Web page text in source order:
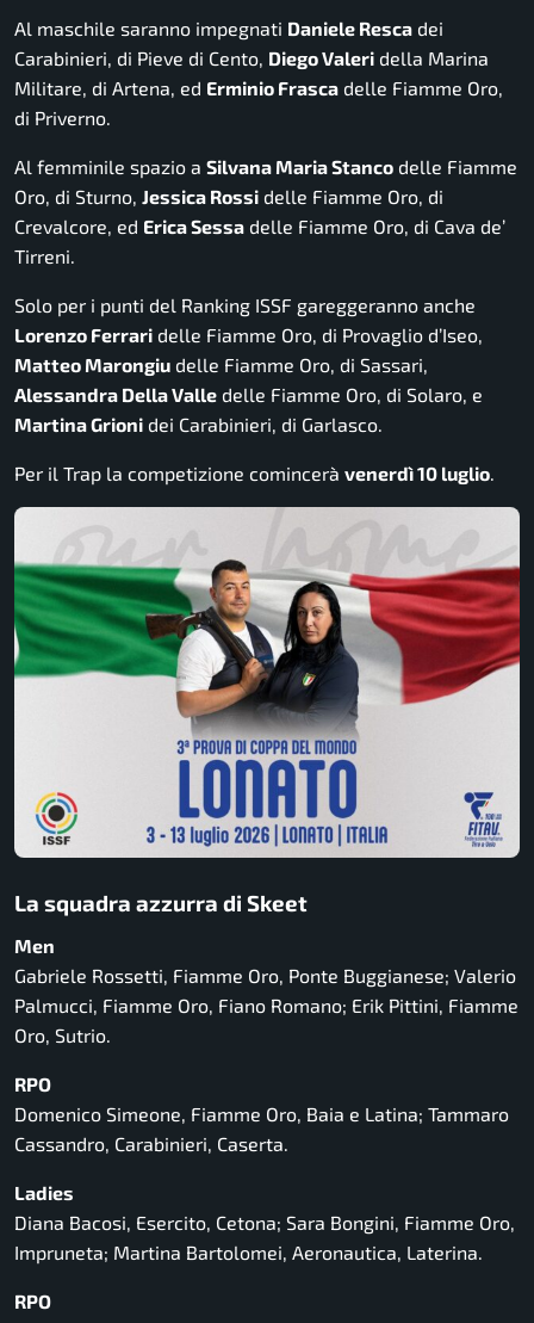
Al maschile saranno impegnati Daniele Resca dei
Carabinieri, di Pieve di Cento, Diego Valeri della Marina
Militare, di Artena, ed Erminio Frasca delle Fiamme Oro,
di Priverno.
Al femminile spazio a Silvana Maria Stanco delle Fiamme
Oro, di Sturno, Jessica Rossi delle Fiamme Oro, di
Crevalcore, ed Erica Sessa delle Fiamme Oro, di Cava de’
Tirreni.
Solo per i punti del Ranking ISSF gareggeranno anche
Lorenzo Ferrari delle Fiamme Oro, di Provaglio d’Iseo,
Matteo Marongiu delle Fiamme Oro, di Sassari,
Alessandra Della Valle delle Fiamme Oro, di Solaro, e
Martina Grioni dei Carabinieri, di Garlasco.
Per il Trap la competizione comincerà venerdì 10 luglio.
La squadra azzurra di Skeet
Men
Gabriele Rossetti, Fiamme Oro, Ponte Buggianese; Valerio
Palmucci, Fiamme Oro, Fiano Romano; Erik Pittini, Fiamme
Oro, Sutrio.
RPO
Domenico Simeone, Fiamme Oro, Baia e Latina; Tammaro
Cassandro, Carabinieri, Caserta.
Ladies
Diana Bacosi, Esercito, Cetona; Sara Bongini, Fiamme Oro,
Impruneta; Martina Bartolomei, Aeronautica, Laterina.
RPO